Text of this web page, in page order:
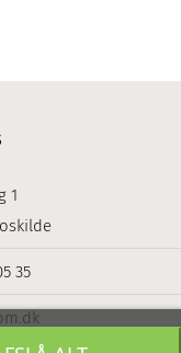
1
35